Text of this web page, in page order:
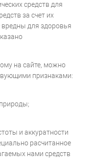
средств для
за счет их
вредны для здоровья
на сайте, можно
признаками:
и аккуратности
расчитанное
нами средств